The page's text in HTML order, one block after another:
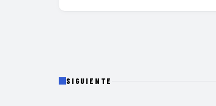
SIGUIENTE